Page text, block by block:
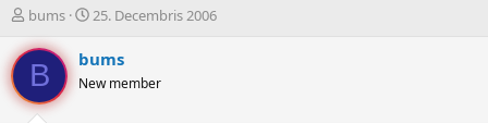
P
v
d
i
bums
S
k
m
25. Decembris 2006
B bums
New member